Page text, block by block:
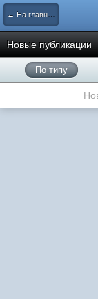
← На главную
Новые публикации
По типу